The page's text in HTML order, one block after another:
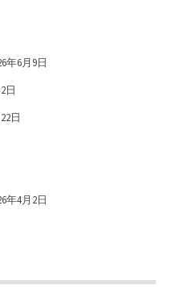
年6月9日
日
日
年4月2日